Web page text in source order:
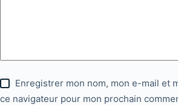
Enregistrer mon nom, mon e-mail et
ce navigateur pour mon prochain